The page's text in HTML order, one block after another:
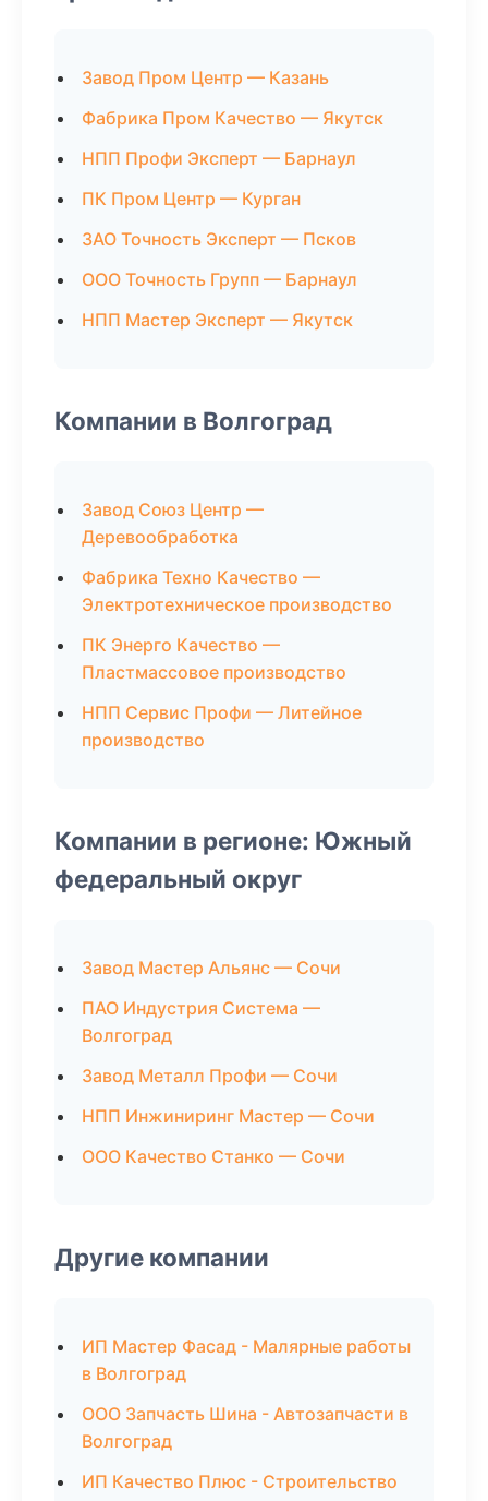
Завод Пром Центр — Казань
Фабрика Пром Качество — Якутск
НПП Профи Эксперт — Барнаул
ПК Пром Центр — Курган
ЗАО Точность Эксперт — Псков
ООО Точность Групп — Барнаул
НПП Мастер Эксперт — Якутск
Компании в Волгоград
Завод Союз Центр —
Деревообработка
Фабрика Техно Качество —
Электротехническое производство
ПК Энерго Качество —
Пластмассовое производство
НПП Сервис Профи — Литейное
производство
Компании в регионе: Южный
федеральный округ
Завод Мастер Альянс — Сочи
ПАО Индустрия Система —
Волгоград
Завод Металл Профи — Сочи
НПП Инжиниринг Мастер — Сочи
ООО Качество Станко — Сочи
Другие компании
ИП Мастер Фасад - Малярные работы
в Волгоград
ООО Запчасть Шина - Автозапчасти в
Волгоград
ИП Качество Плюс - Строительство